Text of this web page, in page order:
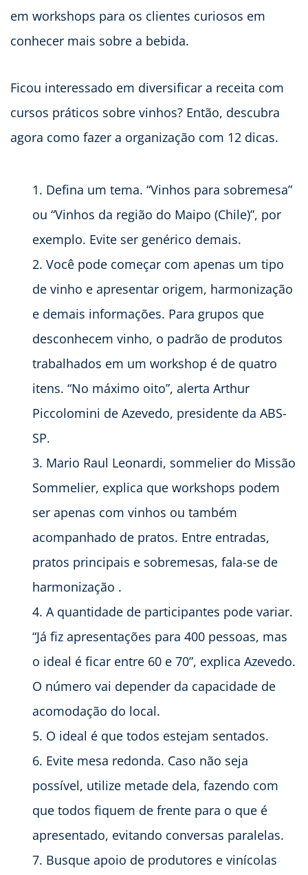
em workshops para os clientes curiosos em
conhecer mais sobre a bebida.
Ficou interessado em diversificar a receita com
cursos práticos sobre vinhos? Então, descubra
agora como fazer a organização com 12 dicas.
Defina um tema. “Vinhos para sobremesa”
ou “Vinhos da região do Maipo (Chile)”, por
exemplo. Evite ser genérico demais.
Você pode começar com apenas um tipo
de vinho e apresentar origem, harmonização
e demais informações. Para grupos que
desconhecem vinho, o padrão de produtos
trabalhados em um workshop é de quatro
itens. “No máximo oito”, alerta Arthur
Piccolomini de Azevedo, presidente da ABS-
SP.
Mario Raul Leonardi, sommelier do Missão
Sommelier, explica que workshops podem
ser apenas com vinhos ou também
acompanhado de pratos. Entre entradas,
pratos principais e sobremesas, fala-se de
harmonização .
A quantidade de participantes pode variar.
“Já fiz apresentações para 400 pessoas, mas
o ideal é ficar entre 60 e 70”, explica Azevedo.
O número vai depender da capacidade de
acomodação do local.
O ideal é que todos estejam sentados.
Evite mesa redonda. Caso não seja
possível, utilize metade dela, fazendo com
que todos fiquem de frente para o que é
apresentado, evitando conversas paralelas.
Busque apoio de produtores e vinícolas